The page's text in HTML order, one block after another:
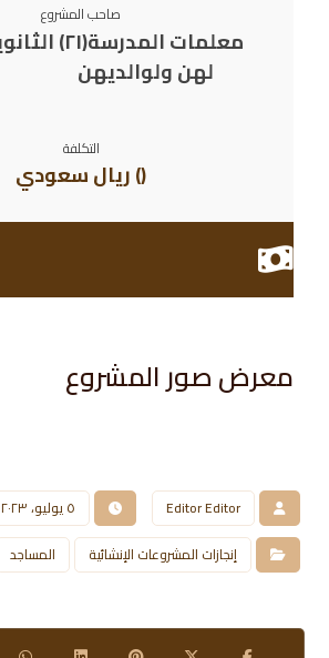
صاحب المشروع
معلمات
لهن
التكلفة
() ريال سعودي
معرض صور المشروع​
Editor Editor
٥ يوليو، ٢٠٢٣
إنجازات المشروعات الإنشائية
المساجد